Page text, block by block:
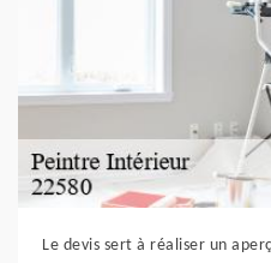
Le devis sert à réaliser un